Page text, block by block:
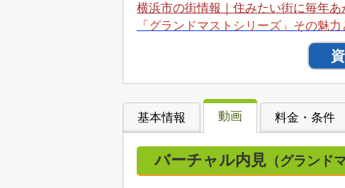
横浜市の街情報｜住みたい街に毎年あ
「グランドマストシリーズ」その魅力
基本情報 動画 料金・条件
バーチャル内見 （グランド